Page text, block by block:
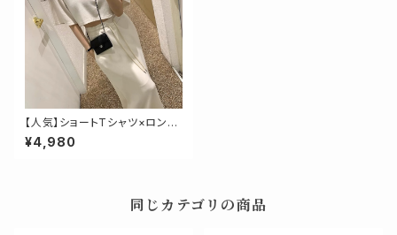
【人気】ショートTシャツ×ロング
スカートセットアップ
¥4,980
同じカテゴリの商品